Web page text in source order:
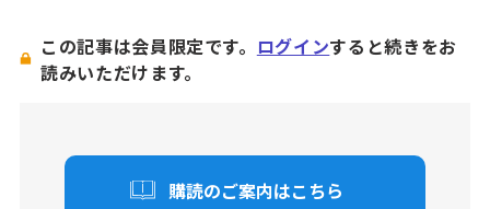
この記事は会員限定です。 ログインすると続きをお
読みいただけます。
購読のご案内はこちら